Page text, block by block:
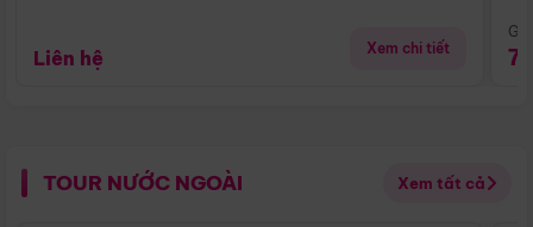
Liên hệ Xem chi tiết
TOUR NƯỚC NGOÀI Xem tất cả
Điểm nổi bật